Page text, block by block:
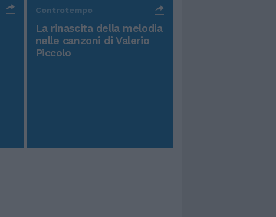
Controtempo
La rinascita della melodia
nelle canzoni di Valerio
Piccolo